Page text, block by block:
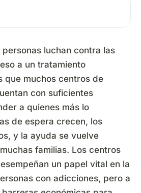
luchan contra las
a un tratamiento
que muchos centros de
con suficientes
a quienes más lo
de espera crecen, los
y la ayuda se vuelve
familias. Los centros
un papel vital en la
con adicciones, pero a